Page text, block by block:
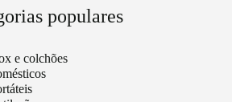
populares
e colchões